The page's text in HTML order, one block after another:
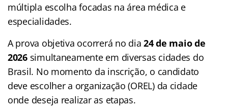
múltipla escolha focadas na área médica e
especialidades.
A prova objetiva ocorrerá no dia24 de maio de
2026simultaneamente em diversas cidades do
Brasil. No momento da inscrição, o candidato
deve escolher a organização (OREL) da cidade
onde deseja realizar as etapas.